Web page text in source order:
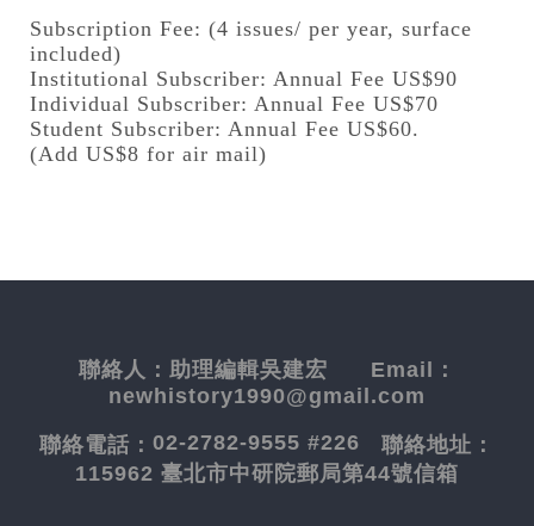
Subscription Fee: (4 issues/ per year, surface
included)
Institutional Subscriber: Annual Fee US$90
Individual Subscriber: Annual Fee US$70
Student Subscriber: Annual Fee US$60.
(Add US$8 for air mail)
聯絡人： 助理編輯吳建宏 Email：
newhistory1990@gmail.com
聯絡電話： 02-2782-9555 #226 聯絡地址：
115962 臺北市中研院郵局第44號信箱